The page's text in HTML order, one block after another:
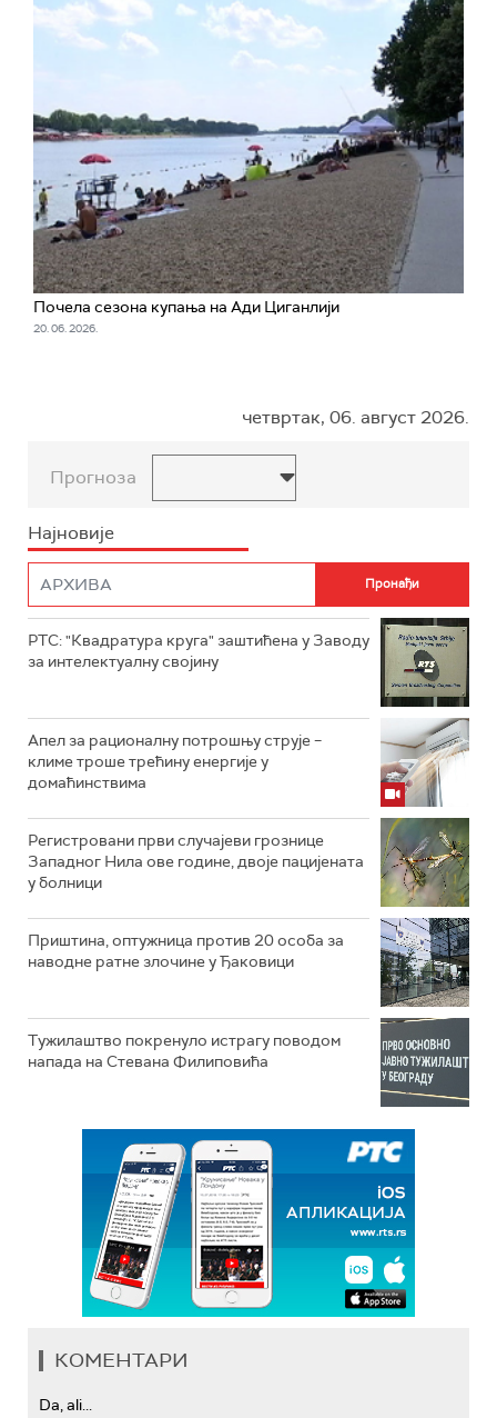
Почела сезона купања на Ади Циганлији
20. 06. 2026.
четвртак, 06. август 2026.
Прогноза
Најновије
РТС: "Квадратура круга" заштићена у Заводу
за интелектуалну својину
Апел за рационалну потрошњу струје –
климе троше трећину енергије у
домаћинствима
Регистровани први случајеви грознице
Западног Нила ове године, двоје пацијената
у болници
Приштина, оптужница против 20 особа за
наводне ратне злочине у Ђаковици
Тужилаштво покренуло истрагу поводом
напада на Стевана Филиповића
КОМЕНТАРИ
Da, ali...